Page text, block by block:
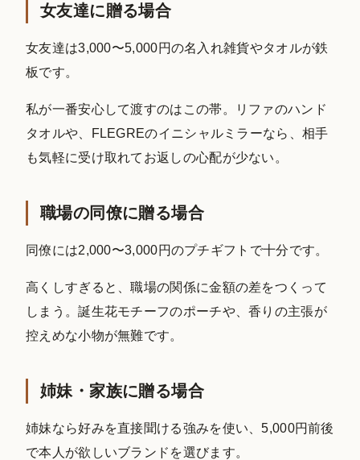
女友達に贈る場合
女友達は3,000〜5,000円の名入れ雑貨やタオルが鉄
板です。
私が一番安心して渡すのはこの帯。リファのハンド
タオルや、FLEGREのイニシャルミラーなら、相手
も気軽に受け取れてお返しの心配が少ない。
職場の同僚に贈る場合
同僚には2,000〜3,000円のプチギフトで十分です。
高くしすぎると、職場の関係に金額の差をつくって
しまう。誕生花モチーフのポーチや、香りの主張が
控えめな小物が無難です。
姉妹・家族に贈る場合
姉妹なら好みを直接聞ける強みを使い、5,000円前後
で本人が欲しいブランドを選びます。